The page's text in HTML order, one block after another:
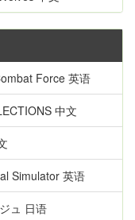
Force 英语
中文
Simulator 英语
ュ 日语